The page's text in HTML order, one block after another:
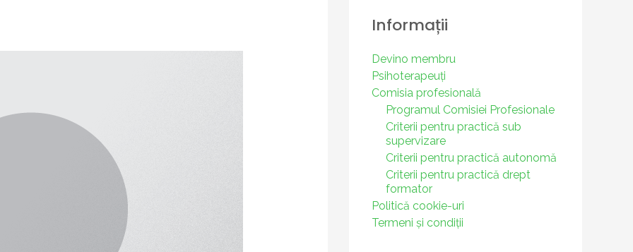
Informații
Devino membru
Psihoterapeuți
Comisia profesională
Programul Comisiei Profesionale
Criterii pentru practică sub
supervizare
Criterii pentru practică autonomă
Criterii pentru practică drept
formator
Politică cookie-uri
Termeni și condiții